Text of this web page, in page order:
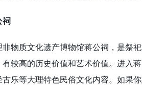
祠
质文化遗产博物馆蒋公祠，是祭祀
有较高的历史价值和艺术价值。进入
乐等大理特色民俗文化内容。如果